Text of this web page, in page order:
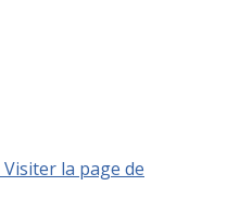
Visiter la page de